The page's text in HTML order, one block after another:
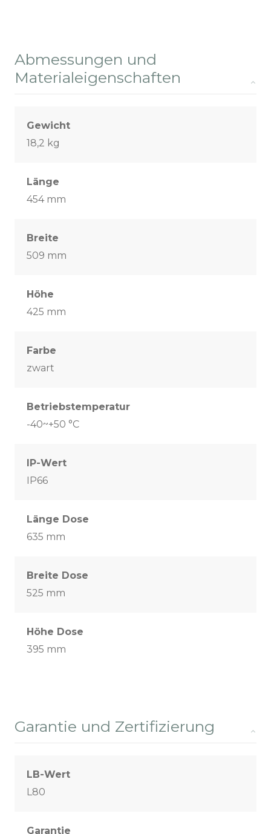
Abmessungen und
Materialeigenschaften
Gewicht
18,2 kg
Länge
454 mm
Breite
509 mm
Höhe
425 mm
Farbe
zwart
Betriebstemperatur
-40~+50 °C
IP-Wert
IP66
Länge Dose
635 mm
Breite Dose
525 mm
Höhe Dose
395 mm
Garantie und Zertifizierung
LB-Wert
L80
Garantie